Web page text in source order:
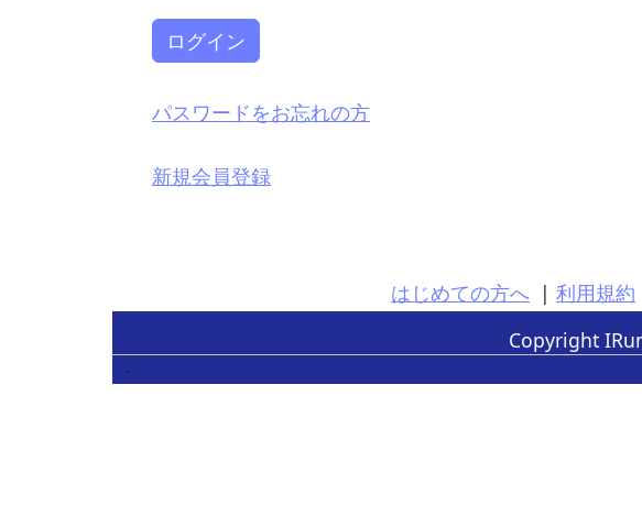
ログイン
パスワードをお忘れの方
新規会員登録
はじめての方へ | 利用規約
Copyright
-